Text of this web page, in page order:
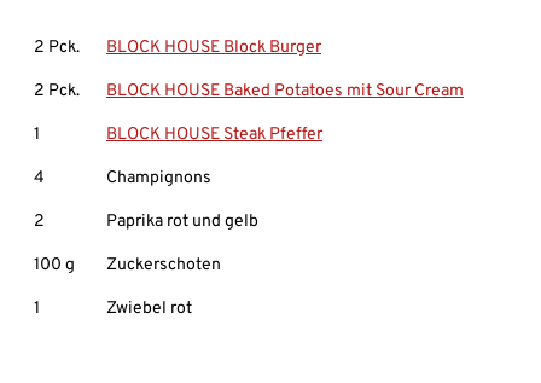
2 Pck. BLOCK HOUSE Block Burger
2 Pck. BLOCK HOUSE Baked Potatoes mit Sour Cream
1 BLOCK HOUSE Steak Pfeffer
4 Champignons
2 Paprika rot und gelb
100 g Zuckerschoten
1 Zwiebel rot